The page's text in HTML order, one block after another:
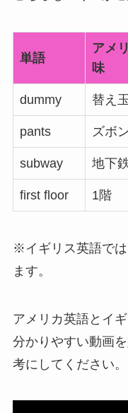
単語
アメ
味
dummy 替え玉
pants ズボ
subway 地下
first floor 1階
※イギリス英語で
ます。
アメリカ英語とイ
分かりやすい動画
考にしてください。